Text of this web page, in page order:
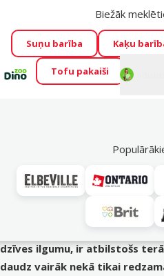
Visu mēnesi Dino Zoo piedāvā
barībām! 🍖→Skatīt
Fotokonkurss “GADA ŪSAIŅI”!
būs 2027. gada zvaigzne
Biežāk
Suņu barība Kaķu
Tofu pakaiši
Terārija apgaismojums:
Veiksmīga un atbildīga
sākas ar pareizi izveidotu
centrālo lomu. Viens no
kas tieši ietekmē rāpuļa vai
dzīves ilgumu, ir atbilstošs
daudz vairāk nekā tikai